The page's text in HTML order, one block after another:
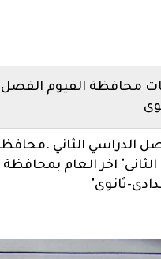
محافظة الفيوم الفصل
الدراسي الثاني
الثانى" اخر العام
ثانوى"